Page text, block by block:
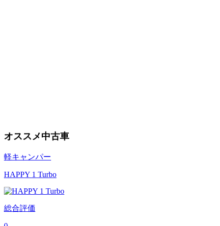
オススメ中古車
軽キャンパー
HAPPY 1 Turbo
総合評価